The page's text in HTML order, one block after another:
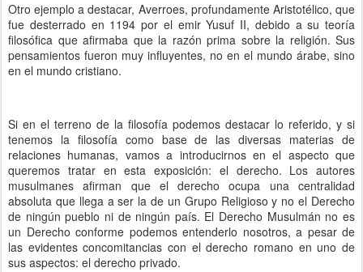
Otro ejemplo a destacar, Averroes, profundamente Aristotélico, que
fue desterrado en 1194 por el emir Yusuf II, debido a su teoría
filosófica que afirmaba que la razón prima sobre la religión. Sus
pensamientos fueron muy influyentes, no en el mundo árabe, sino
en el mundo cristiano.
Si en el terreno de la filosofía podemos destacar lo referido, y si
tenemos la filosofía como base de las diversas materias de
relaciones humanas, vamos a introducirnos en el aspecto que
queremos tratar en esta exposición: el derecho. Los autores
musulmanes afirman que el derecho ocupa una centralidad
absoluta que llega a ser la de un Grupo Religioso y no el Derecho
de ningún pueblo ni de ningún país. El Derecho Musulmán no es
un Derecho conforme podemos entenderlo nosotros, a pesar de
las evidentes concomitancias con el derecho romano en uno de
sus aspectos: el derecho privado.